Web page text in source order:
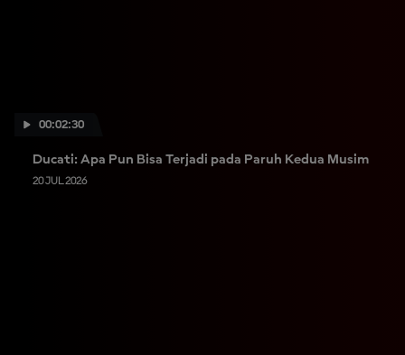
00:02:30
Ducati: Apa Pun Bisa Terjadi pada Paruh Kedua Musim
20 JUL 2026